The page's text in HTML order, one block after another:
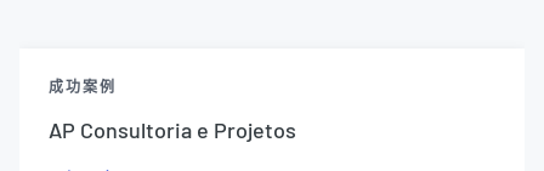
成功案例
AP Consultoria e Projetos